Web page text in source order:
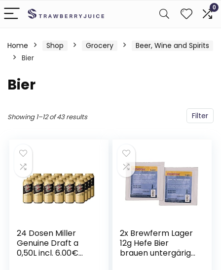
0
Home Shop Grocery
Beer, Wine and Spirits
Bier
Bier
Filter
Showing 1–12 of 43 results
24 Dosen Miller
Genuine Draft a
0,50L incl. 6.00€
2x Brewferm Lager
12g Hefe Bier
brauen untergärig